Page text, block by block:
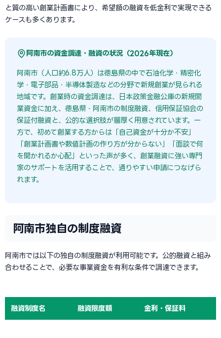
と質の高い創業計画書により、希望額の融資を低金利で実現できる
ケースも多くあります。
阿南市の資金調達・融資の状況（2026年現在）
阿南市（人口約6.8万人）は徳島県の中で石油化学・精密化
学・電子部品・半導体製造などの分野で新規創業が見られる
地域です。創業時の資金調達は、日本政策金融公庫の新規開
業資金に加え、徳島県・阿南市の制度融資、信用保証協会の
保証付融資と、公的な選択肢が層厚く用意されています。一
方で、初めて創業する方からは「自己資金が十分か不安」
「創業計画書や数値計画の作り方が分からない」「面談で何
を聞かれるか心配」といった声が多く、創業融資に強い専門
家のサポートを活用することで、通りやすい申請につなげら
れます。
阿南市独自の制度融資
阿南市では以下の独自の制度融資が利用可能です。公的融資と組み
合わせることで、必要な事業資金を有利な条件で調達できます。
融資制度名 融資限度額 金利・保証料